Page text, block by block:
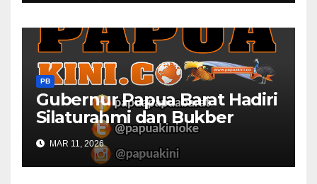
PB
Gubernur Papua Barat Hadiri
Silaturahmi dan Bukber
Bersama DPR RI dan
Mendagri di IPDN
MAR 11, 2026